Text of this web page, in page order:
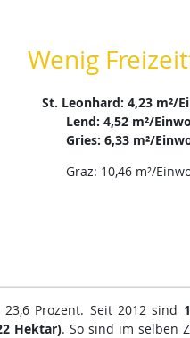
Wenig
St. Leonhard: 4,23 m²/
Lend: 4,52 m²/
Gries: 6,33 m²/
Graz: 10,46 m²/
Prozent. Seit 2012 sind
Hektar). So sind im selben